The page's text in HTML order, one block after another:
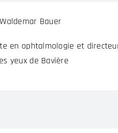
Bauer
en ophtalmologie et
yeux de Bavière